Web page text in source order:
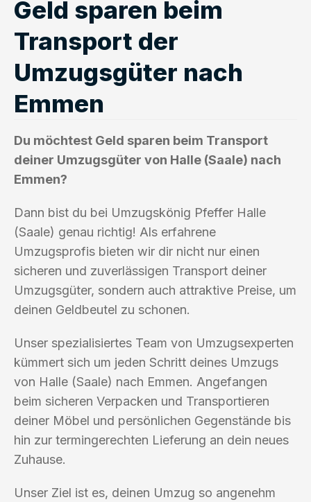
Geld sparen beim
Transport der
Umzugsgüter nach
Emmen
Du möchtest Geld sparen beim Transport
deiner Umzugsgüter von Halle (Saale) nach
Emmen?
Dann bist du bei Umzugskönig Pfeffer Halle
(Saale) genau richtig! Als erfahrene
Umzugsprofis bieten wir dir nicht nur einen
sicheren und zuverlässigen Transport deiner
Umzugsgüter, sondern auch attraktive Preise, um
deinen Geldbeutel zu schonen.
Unser spezialisiertes Team von Umzugsexperten
kümmert sich um jeden Schritt deines Umzugs
von Halle (Saale) nach Emmen. Angefangen
beim sicheren Verpacken und Transportieren
deiner Möbel und persönlichen Gegenstände bis
hin zur termingerechten Lieferung an dein neues
Zuhause.
Unser Ziel ist es, deinen Umzug so angenehm